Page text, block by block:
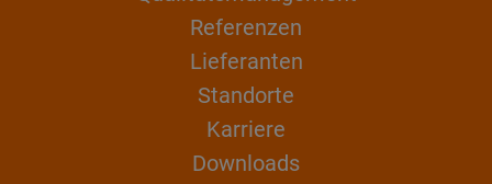
Referenzen
Lieferanten
Standorte
Karriere
Downloads